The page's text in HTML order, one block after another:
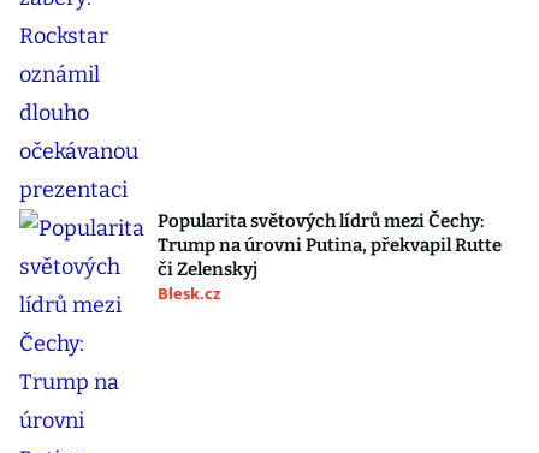
Popularita světových lídrů mezi Čechy:
Trump na úrovni Putina, překvapil Rutte
či Zelenskyj
Blesk.cz